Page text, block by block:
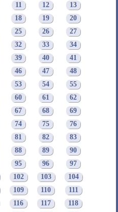
11 12
13
18 19
20
25 26
27
32 33
34
39 40
41
46 47
48
53 54
55
60 61
62
67 68
69
74 75
76
81 82
83
88 89
90
95 96
97
102 103
104
109 110
111
116 117
118